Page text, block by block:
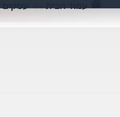
עמוד הבית >> עסקים